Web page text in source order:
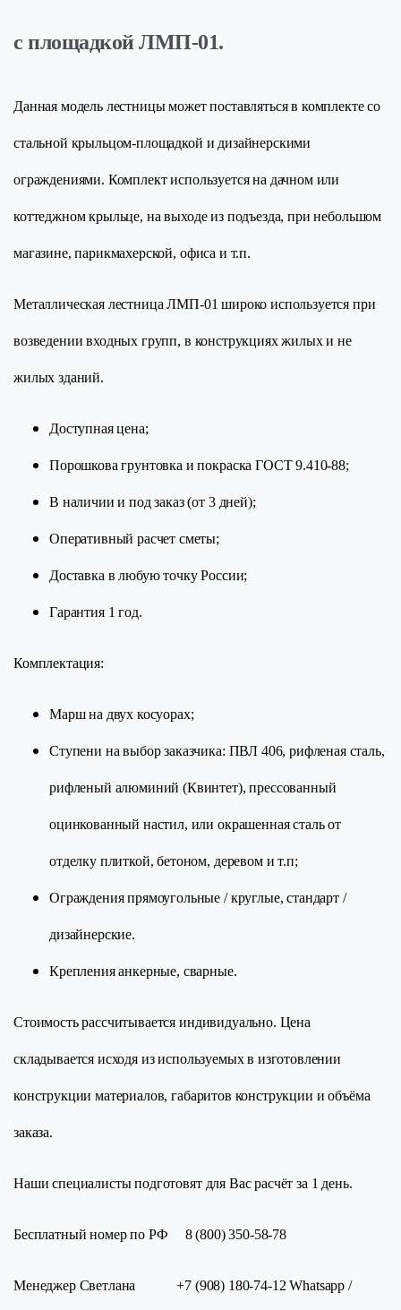
с площадкой ЛМП-01.
Данная модель лестницы может поставляться в комплекте со
стальной крыльцом-площадкой и дизайнерскими
ограждениями. Комплект используется на дачном или
коттеджном крыльце, на выходе из подъезда, при небольшом
магазине, парикмахерской, офиса и т.п.
Металлическая лестница ЛМП-01 широко используется при
возведении входных групп, в конструкциях жилых и не
жилых зданий.
Доступная цена;
Порошкова грунтовка и покраска ГОСТ 9.410-88;
В наличии и под заказ (от 3 дней);
Оперативный расчет сметы;
Доставка в любую точку России;
Гарантия 1 год.
Комплектация:
Марш на двух косуорах;
Ступени на выбор заказчика: ПВЛ 406, рифленая сталь,
рифленый алюминий (Квинтет), прессованный
оцинкованный настил, или окрашенная сталь от
отделку плиткой, бетоном, деревом и т.п;
Ограждения прямоугольные / круглые, стандарт /
дизайнерские.
Крепления анкерные, сварные.
Стоимость рассчитывается индивидуально. Цена
складывается исходя из используемых в изготовлении
конструкции материалов, габаритов конструкции и объёма
заказа.
Наши специалисты подготовят для Вас расчёт за 1 день.
Бесплатный номер по РФ 8 (800) 350-58-78
Менеджер Светлана +7 (908) 180-74-12 Whatsapp /